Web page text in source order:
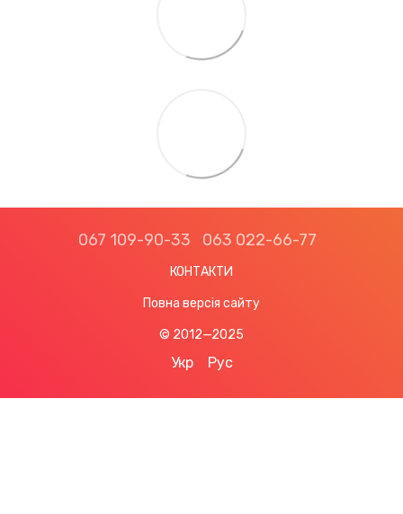
067 109-90-33 063 022-66-77
КОНТАКТИ
Повна версія сайту
© 2012—2025
Укр Рус